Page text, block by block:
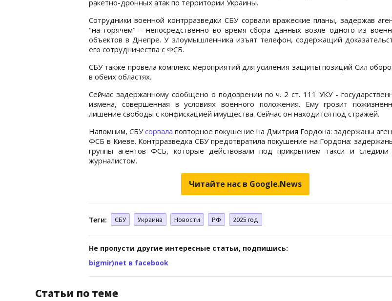
ракетно-дронных атак по территории Украины.
Сотрудники военной контрразведки СБУ сорвали вражеские планы, задержав
"на горячем" - непосредственно во время сбора данных возле одного из
объектов в Днепре. У злоумышленника изъят телефон, содержащий
его сотрудничества с ФСБ.
СБУ также провела комплекс мероприятий для усиления защиты позиций Сил
в обеих областях.
Сейчас задержанному сообщено о подозрении по ч. 2 ст. 111 УКУ -
измена, совершенная в условиях военного положения. Ему грозит
лишение свободы с конфискацией имущества. Сейчас он находится под стражей.
Напомним, СБУсорвала повторное покушение на Дмитрия Гордона: задержаны
ФСБ в Киеве. Контрразведка СБУ предотвратила покушение на Гордона:
группы агентов ФСБ, которые действовали под прикрытием такси и следили
журналистом.
Читайте нас в Google.News
Теги: СБУ Украина Новости РФ 2025 год
Не пропусти другие интересные статьи, подпишись:
bigmir)net в facebook
Статьи по теме